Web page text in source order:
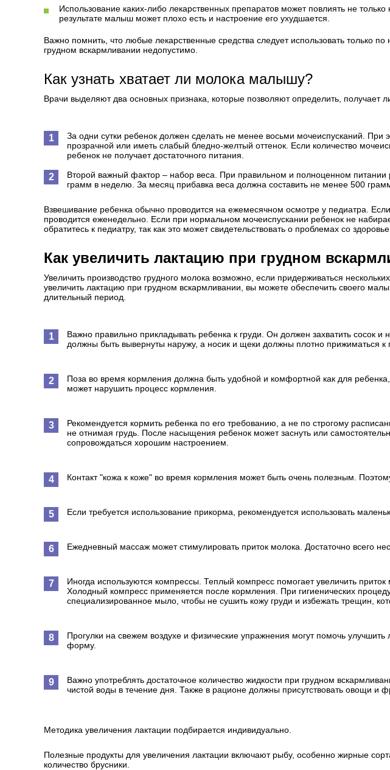
Использование каких-либо лекарственных препаратов может повлиять не
результате малыш может плохо есть и настроение его ухудшается.
Важно помнить, что любые лекарственные средства следует использовать только
грудном вскармливании недопустимо.
Как узнать хватает ли молока малышу?
Врачи выделяют два основных признака, которые позволяют определить, получает
За одни сутки ребенок должен сделать не менее восьми мочеиспусканий. При
прозрачной или иметь слабый бледно-желтый оттенок. Если количество
ребенок не получает достаточного питания.
Второй важный фактор – набор веса. При правильном и полноценном
грамм в неделю. За месяц прибавка веса должна составить не менее 500
Взвешивание ребенка обычно проводится на ежемесячном осмотре у педиатра.
проводится еженедельно. Если при нормальном мочеиспускании ребенок не
обратитесь к педиатру, так как это может свидетельствовать о проблемах со
Как увеличить лактацию при грудном
Увеличить производство грудного молока возможно, если придерживаться
увеличить лактацию при грудном вскармливании, вы можете обеспечить своего
длительный период.
Важно правильно прикладывать ребенка к груди. Он должен захватить сосок
должны быть вывернуты наружу, а носик и щеки должны плотно прижиматься к
Поза во время кормления должна быть удобной и комфортной как для
может нарушить процесс кормления.
Рекомендуется кормить ребенка по его требованию, а не по строгому
не отнимая грудь. После насыщения ребенок может заснуть или
сопровождаться хорошим настроением.
Контакт "кожа к коже" во время кормления может быть очень полезным.
Если требуется использование прикорма, рекомендуется использовать
Ежедневный массаж может стимулировать приток молока. Достаточно всего
Иногда используются компрессы. Теплый компресс помогает увеличить
Холодный компресс применяется после кормления. При гигиенических
специализированное мыло, чтобы не сушить кожу груди и избежать трещин,
Прогулки на свежем воздухе и физические упражнения могут помочь
форму.
Важно употреблять достаточное количество жидкости при грудном
чистой воды в течение дня. Также в рационе должны присутствовать овощи и
Методика увеличения лактации подбирается индивидуально.
Полезные продукты для увеличения лактации включают рыбу, особенно жирные
количество брусники.